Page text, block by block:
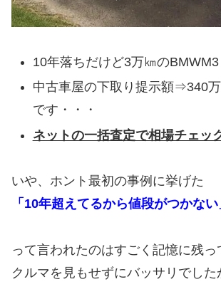
10年落ちだけど3万㎞のBMWM3
中古車屋の下取り提示額⇒340
です・・・
ネットの一括査定で相場チェッ
いや、ホント最初の事例に挙げた
「10年超えてるから値段がつかない
って言われたのはすごく記憶に残っ
クルマを見もせずにバッサリでした